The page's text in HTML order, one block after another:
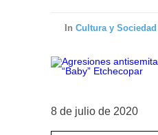
In Cultura y Sociedad
8 de julio de 2020